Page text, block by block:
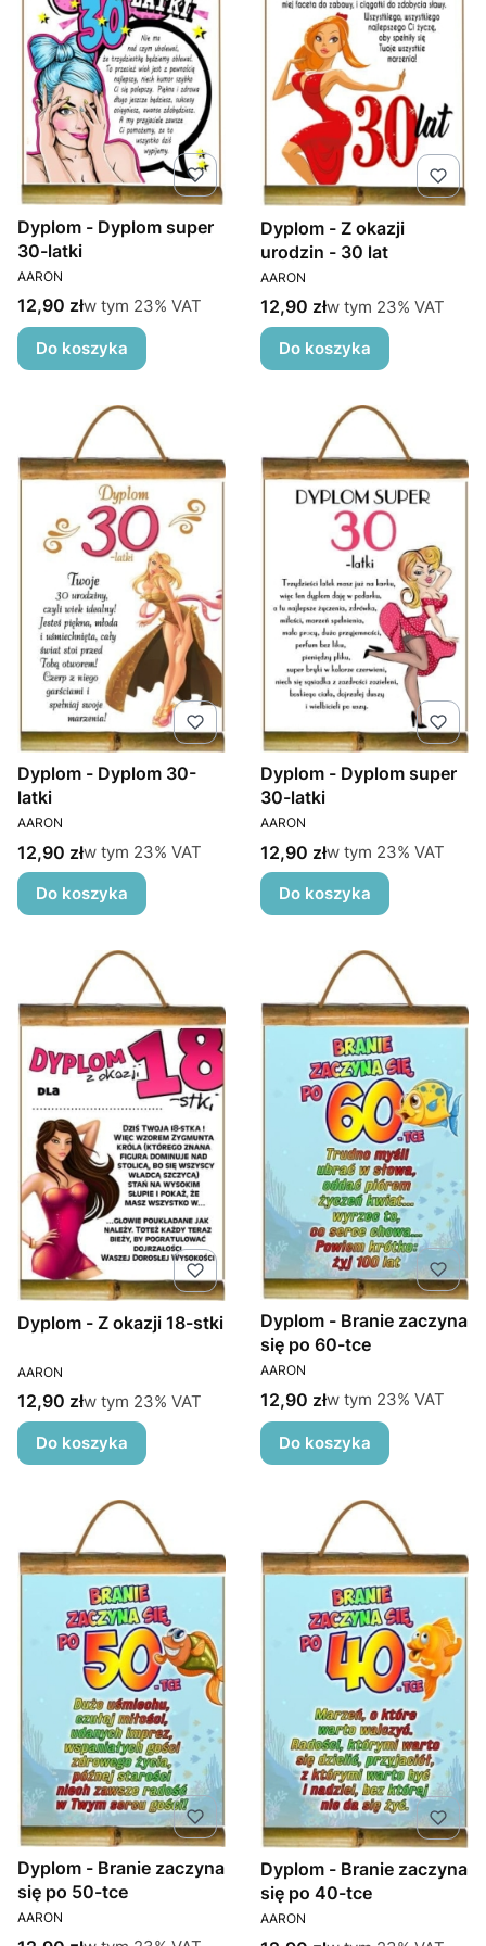
Dyplom - Dyplom super
30-latki
PRODUCENT
AARON
Cena brutto
12,90 złw tym %s VAT
w tym 23% VAT
Do koszyka
Dyplom - Z okazji
urodzin - 30 lat
PRODUCENT
AARON
Cena brutto
12,90 złw tym %s VAT
w tym 23% VAT
Do koszyka
Dyplom - Dyplom 30-
latki
PRODUCENT
AARON
Cena brutto
12,90 złw tym %s VAT
w tym 23% VAT
Do koszyka
Dyplom - Dyplom super
30-latki
PRODUCENT
AARON
Cena brutto
12,90 złw tym %s VAT
w tym 23% VAT
Do koszyka
Dyplom - Z okazji 18-stki
PRODUCENT
AARON
Cena brutto
12,90 złw tym %s VAT
w tym 23% VAT
Do koszyka
Dyplom - Branie zaczyna
się po 60-tce
PRODUCENT
AARON
Cena brutto
12,90 złw tym %s VAT
w tym 23% VAT
Do koszyka
Dyplom - Branie zaczyna
się po 50-tce
PRODUCENT
AARON
Dyplom - Branie zaczyna
się po 40-tce
PRODUCENT
AARON